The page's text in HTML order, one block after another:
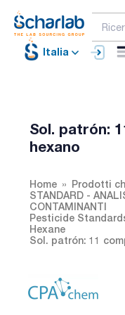
Italia
Sol. patrón:
hexano
Home
Prodotti
STANDARD -
CONTAMINANTI
Pesticide
Hexane
Sol. patrón: 11